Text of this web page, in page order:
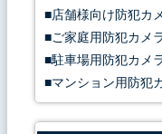
店舗様向け防犯カ
ご家庭用防犯カメ
駐車場用防犯カメ
マンション用防犯